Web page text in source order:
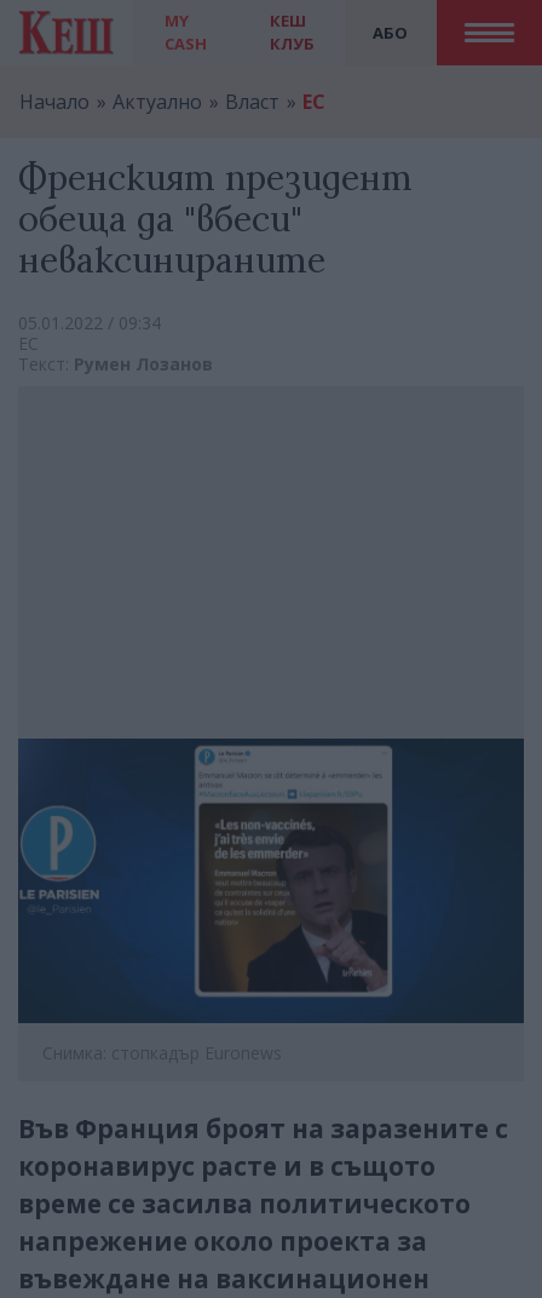
MY
CASH
АБО
КЕШ
КЛУБ
Начало Актуално Власт ЕС
Френският президент
обеща да "вбеси"
неваксинираните
05.01.2022 / 09:34
ЕС
Текст: Румен Лозанов
Снимка: стопкадър Euronews
Във Франция броят на заразените с
коронавирус расте и в същото
време се засилва политическото
напрежение около проекта за
въвеждане на ваксинационен